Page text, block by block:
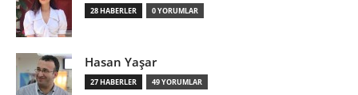
28 HABERLER 0 YORUMLAR
Hasan Yaşar
27 HABERLER 49 YORUMLAR